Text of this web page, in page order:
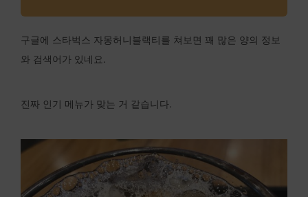
구글에 스타벅스 자몽허니블랙티를 쳐보면 꽤 많은 양의 정보
와 검색어가 있네요.
진짜 인기 메뉴가 맞는 거 같습니다.